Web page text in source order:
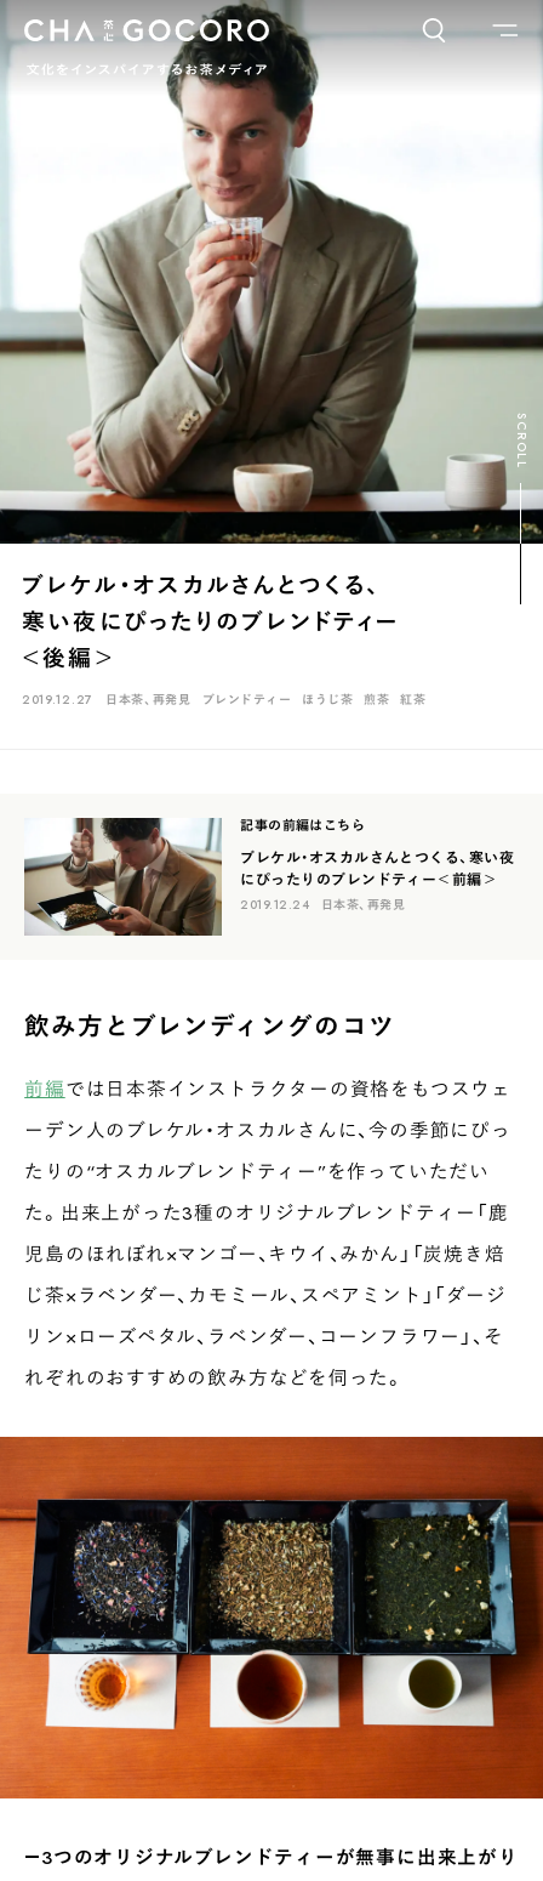
ワードでさがす
カテゴリでさがす
INTERVIEW CHAGOCORO TALK イベント 日本茶、再発見
茶と器 茶のつくり手たち Ocha SURU? Lab.
PAUSE & INSPIRE ファーストプレイスで、お茶を COLUMN
COLOURS BY CHAGOCORO
お茶でさがす
ブレンドティー 釜炒り茶 番茶 台湾茶
ハーブティー
白茶 烏龍茶 ミルクティー かぶせ茶 茶外茶
神奈川 群馬
愛知 三重 鹿児島 長崎 京都 山梨 石川
香川 岡山 広島
ブレケル・オスカルさんとつくる、
寒い夜にぴったりのブレンドティー
＜後編＞
2019.12.27 日本茶、再発見 ブレンドティー ほうじ茶 煎茶 紅茶
SCROLL
記事の前編はこちら
ブレケル・オスカルさんとつくる、寒い夜
にぴったりのブレンドティー＜前編＞
2019.12.24 日本茶、再発見
飲み方とブレンディングのコツ
前編では日本茶インストラクターの資格をもつスウェ
ーデン人のブレケル・オスカルさんに、今の季節にぴっ
たりの“オスカルブレンドティー”を作っていただい
た。出来上がった3種のオリジナルブレンドティー「鹿
児島のほれぼれ×マンゴー、キウイ、みかん」「炭焼き焙
じ茶×ラベンダー、カモミール、スペアミント」「ダージ
リン×ローズペタル、ラベンダー、コーンフラワー」、そ
れぞれのおすすめの飲み方などを伺った。
―3つのオリジナルブレンドティーが無事に出来上がり